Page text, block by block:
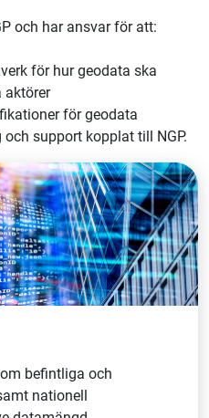
och har ansvar för att:
för hur geodata ska
aktörer
för geodata
support kopplat till NGP.
befintliga och
nationell